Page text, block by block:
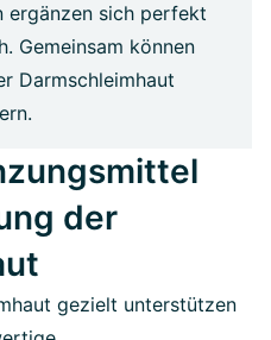
ergänzen sich perfekt
Gemeinsam können
Darmschleimhaut
der
gezielt unterstützen